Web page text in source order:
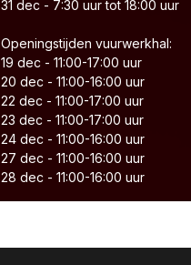
31 dec - 7:30 uur tot 18:00 uur
Openingstijden vuurwerkhal:
19 dec - 11:00-17:00 uur
20 dec - 11:00-16:00 uur
22 dec - 11:00-17:00 uur
23 dec - 11:00-17:00 uur
24 dec - 11:00-16:00 uur
27 dec - 11:00-16:00 uur
28 dec - 11:00-16:00 uur